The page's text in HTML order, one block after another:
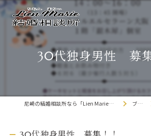
30代独身男性 募
尼崎の結婚相談所なら「Lien Marie結婚相談所」 ブログ